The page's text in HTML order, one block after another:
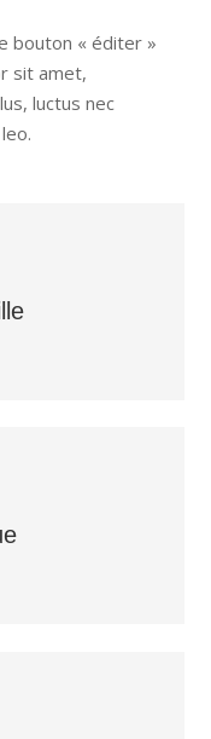
bouton « éditer »
sit amet,
luctus nec